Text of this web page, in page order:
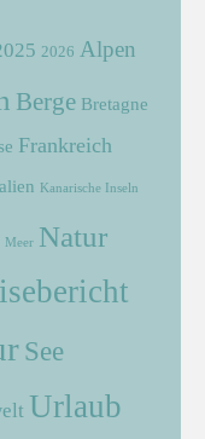
2026 Alpen
Berge Bretagne
Frankreich
Kanarische Inseln
Meer Natur
See
Urlaub